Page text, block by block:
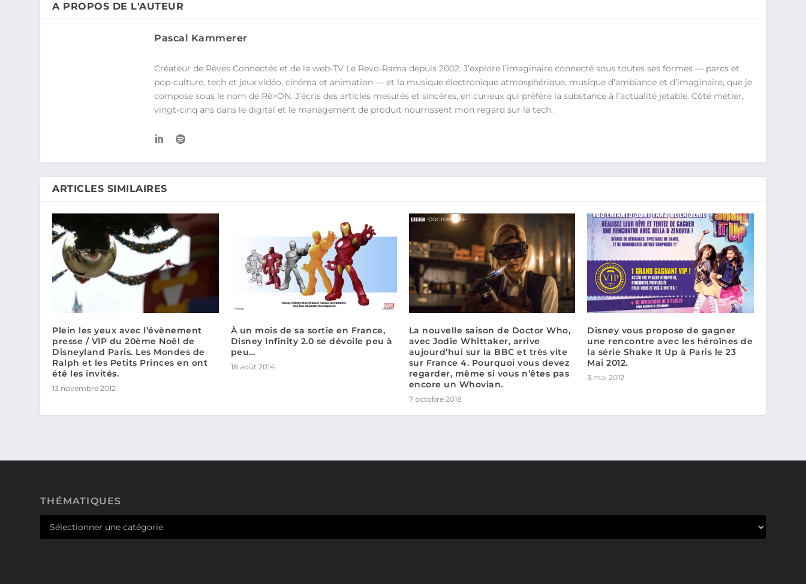
A PROPOS DE L'AUTEUR
Pascal Kammerer
Créateur de Rêves Connectés et de la web-TV Le Revo-Rama depuis 2002. J’explore l’imaginaire connecté sous toutes ses formes — parcs et
pop-culture, tech et jeux vidéo, cinéma et animation — et la musique électronique atmosphérique, musique d’ambiance et d’imaginaire, que je
compose sous le nom de Rê>ON. J’écris des articles mesurés et sincères, en curieux qui préfère la substance à l’actualité jetable. Côté métier,
vingt-cinq ans dans le digital et le management de produit nourrissent mon regard sur la tech.
ARTICLES SIMILAIRES
Plein les yeux avec l’évènement
presse / VIP du 20ème Noël de
Disneyland Paris. Les Mondes de
Ralph et les Petits Princes en ont
été les invités.
13 novembre 2012
À un mois de sa sortie en France,
Disney Infinity 2.0 se dévoile peu à
peu…
18 août 2014
La nouvelle saison de Doctor Who,
avec Jodie Whittaker, arrive
aujourd’hui sur la BBC et très vite
sur France 4. Pourquoi vous devez
regarder, même si vous n’êtes pas
encore un Whovian.
7 octobre 2018
Disney vous propose de gagner
une rencontre avec les héroïnes de
la série Shake It Up à Paris le 23
Mai 2012.
3 mai 2012
THÉMATIQUES